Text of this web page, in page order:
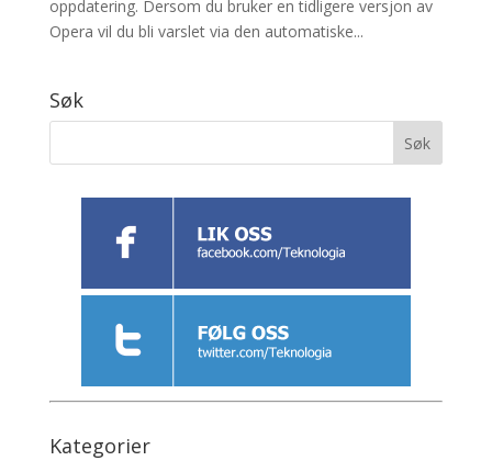
oppdatering. Dersom du bruker en tidligere versjon av
Opera vil du bli varslet via den automatiske...
Søk
Kategorier